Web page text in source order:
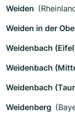
Weiden
Weiden in der
Weidenbach
Weidenbach
Weidenbach
Weidenberg